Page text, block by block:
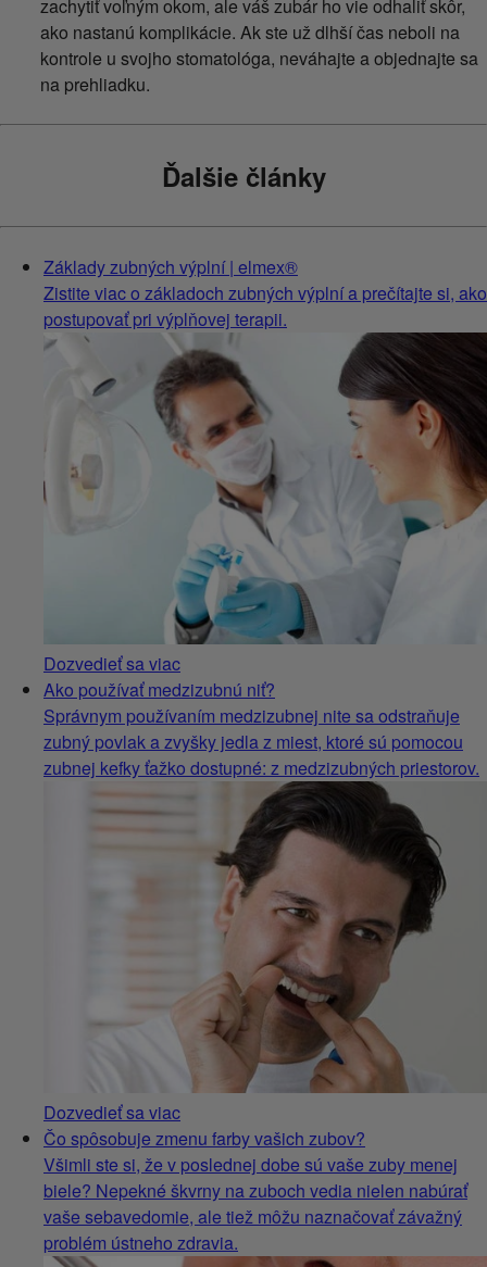
zachytiť voľným okom, ale váš zubár ho vie odhaliť skôr,
ako nastanú komplikácie. Ak ste už dlhší čas neboli na
kontrole u svojho stomatológa, neváhajte a objednajte sa
na prehliadku.
Ďalšie články
Základy zubných výplní | elmex®
Zistite viac o základoch zubných výplní a prečítajte si, ako
postupovať pri výplňovej terapii.
Dozvedieť sa viac
Ako používať medzizubnú niť?
Správnym používaním medzizubnej nite sa odstraňuje
zubný povlak a zvyšky jedla z miest, ktoré sú pomocou
zubnej kefky ťažko dostupné: z medzizubných priestorov.
Dozvedieť sa viac
Čo spôsobuje zmenu farby vašich zubov?
Všimli ste si, že v poslednej dobe sú vaše zuby menej
biele? Nepekné škvrny na zuboch vedia nielen nabúrať
vaše sebavedomie, ale tiež môžu naznačovať závažný
problém ústneho zdravia.